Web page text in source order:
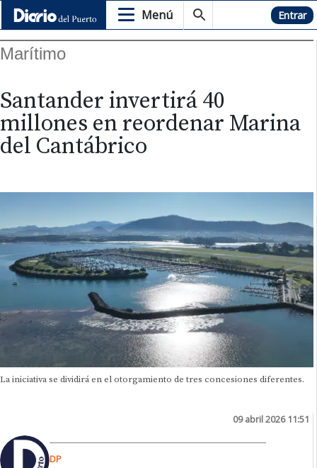
Menú Hemeroteca Entrar
Marítimo
Santander invertirá 40
millones en reordenar Marina
del Cantábrico
La iniciativa se dividirá en el otorgamiento de tres concesiones diferentes.
09 abril 2026 11:51
DP